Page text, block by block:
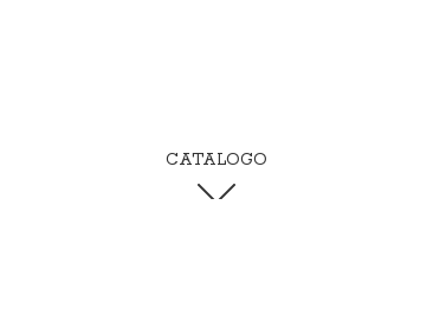
CATALOGO